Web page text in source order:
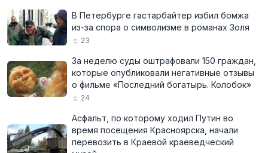
В Петербурге гастарбайтер избил бомжа
из-за спора о символизме в романах Золя
23
За неделю суды оштрафовали 150 граждан,
которые опубликовали негативные отзывы
о фильме «Последний богатырь. Колобок»
24
Асфальт, по которому ходил Путин во
время посещения Красноярска, начали
перевозить в Краевой краеведческий